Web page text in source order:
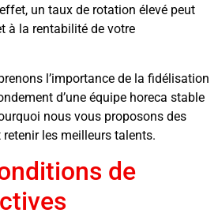
un taux de rotation élevé peut
à la rentabilité de votre
l’importance de la fidélisation
d’une équipe horeca stable
nous vous proposons des
les meilleurs talents.
de